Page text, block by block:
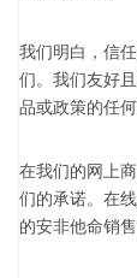
我们明白，信
们。我们友好
品或政策的任何
在我们的网上
们的承诺。在
的安非他命销售